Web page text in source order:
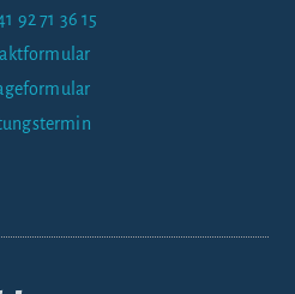
92 71 36 15